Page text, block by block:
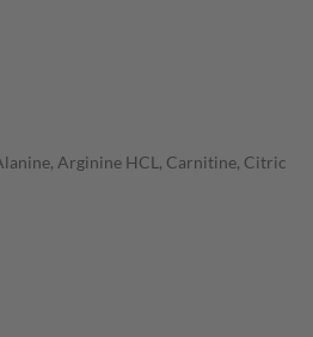
Arginine HCL, Carnitine, Citric